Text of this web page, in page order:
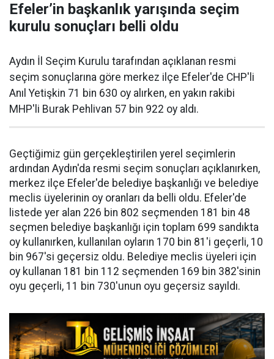
Efeler’in başkanlık yarışında seçim
kurulu sonuçları belli oldu
Aydın İl Seçim Kurulu tarafından açıklanan resmi
seçim sonuçlarına göre merkez ilçe Efeler'de CHP'li
Anıl Yetişkin 71 bin 630 oy alırken, en yakın rakibi
MHP'li Burak Pehlivan 57 bin 922 oy aldı.
Geçtiğimiz gün gerçekleştirilen yerel seçimlerin
ardından Aydın'da resmi seçim sonuçları açıklanırken,
merkez ilçe Efeler'de belediye başkanlığı ve belediye
meclis üyelerinin oy oranları da belli oldu. Efeler'de
listede yer alan 226 bin 802 seçmenden 181 bin 48
seçmen belediye başkanlığı için toplam 699 sandıkta
oy kullanırken, kullanılan oyların 170 bin 81'i geçerli, 10
bin 967'si geçersiz oldu. Belediye meclis üyeleri için
oy kullanan 181 bin 112 seçmenden 169 bin 382'sinin
oyu geçerli, 11 bin 730'unun oyu geçersiz sayıldı.